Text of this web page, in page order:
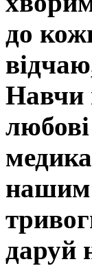
до
Навчи
нашим
даруй